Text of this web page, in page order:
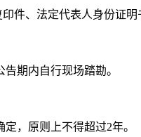
件、法定代表人身份证明
期内自行现场踏勘。
，原则上不得超过2年。